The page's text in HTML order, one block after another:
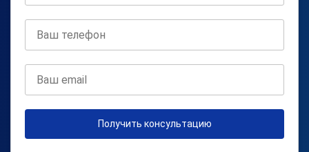
Получить консультацию